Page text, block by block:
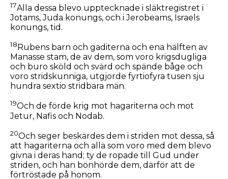
17Alla dessa blevo upptecknade i släktregistret i
Jotams, Juda konungs, och i Jerobeams, Israels
konungs, tid.
18 Rubens barn och gaditerna och ena hälften av
Manasse stam, de av dem, som voro krigsdugliga
och buro sköld och svärd och spände båge och
voro stridskunniga, utgjorde fyrtiofyra tusen sju
hundra sextio stridbara män.
19Och de förde krig mot hagariterna och mot
Jetur, Nafis och Nodab.
20Och seger beskärdes dem i striden mot dessa, så
att hagariterna och alla som voro med dem blevo
givna i deras hand; ty de ropade till Gud under
striden, och han bönhörde dem, därför att de
förtröstade på honom.